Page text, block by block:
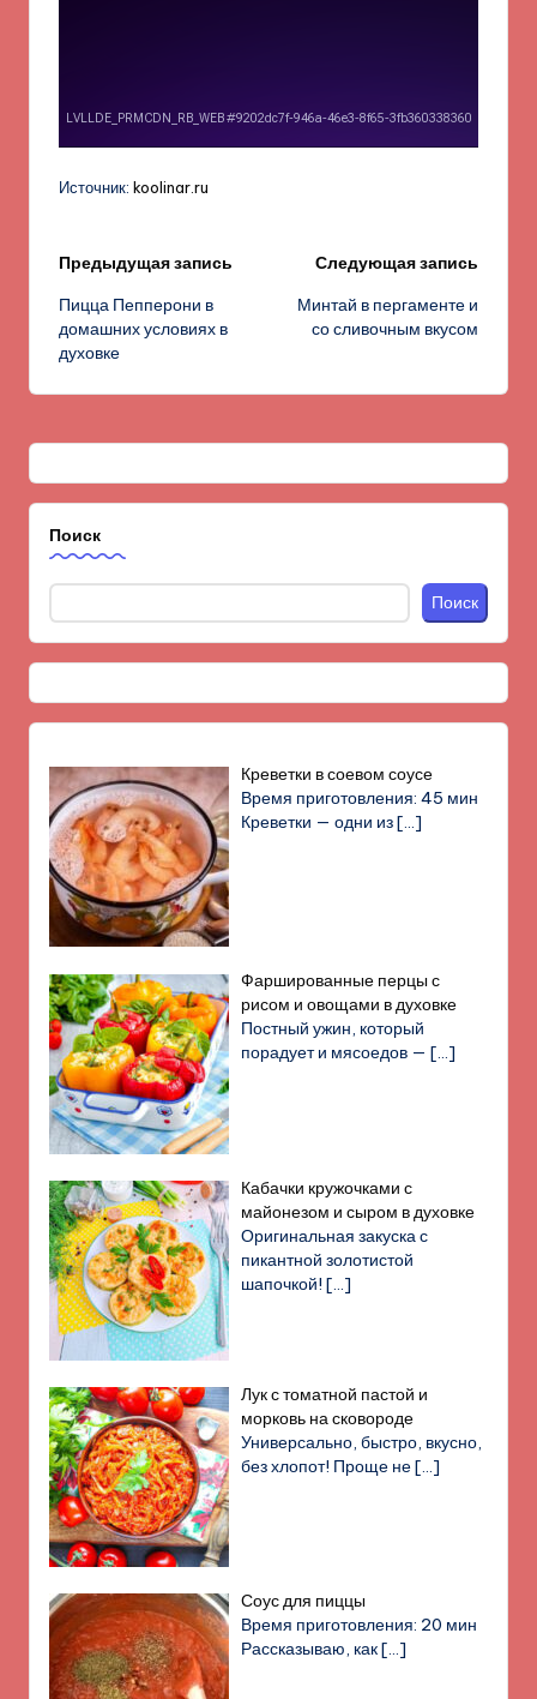
Источник: koolinar.ru
Навигация
записи
Предыдущая запись
Пицца Пепперони в
домашних условиях в
духовке
Следующая запись
Минтай в пергаменте и
со сливочным вкусом
Поиск
Поиск
Креветки в соевом соусе
Время приготовления: 45 мин
Креветки — одни из[…]
Фаршированные перцы с
рисом и овощами в духовке
Постный ужин, который
порадует и мясоедов —[…]
Кабачки кружочками с
майонезом и сыром в духовке
Оригинальная закуска с
пикантной золотистой
шапочкой![…]
Лук с томатной пастой и
морковь на сковороде
Универсально, быстро, вкусно,
без хлопот! Проще не[…]
Соус для пиццы
Время приготовления: 20 мин
Рассказываю, как[…]